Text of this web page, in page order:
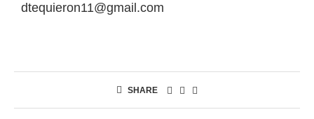
dtequieron11@gmail.com
SHARE